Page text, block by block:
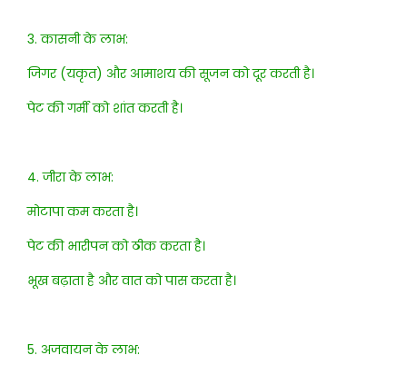
3. कासनी के लाभ:
जिगर (यकृत) और आमाशय की सूजन को दूर करती है।
पेट की गर्मी को शांत करती है।
4. जीरा के लाभ:
मोटापा कम करता है।
पेट की भारीपन को ठीक करता है।
भूख बढ़ाता है और वात को पास करता है।
5. अजवायन के लाभ: